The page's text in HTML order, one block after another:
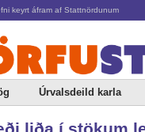
keyrt áfram af Stattnördunum
Úrvalsdeild karla
liða í stökum